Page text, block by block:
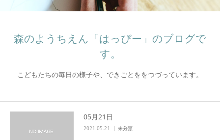
森のようちえん「はっぴー」のブログで
す。
こどもたちの毎日の様子や、できごとををつづっています。
05月21日
2021.05.21 未分類
アクセス